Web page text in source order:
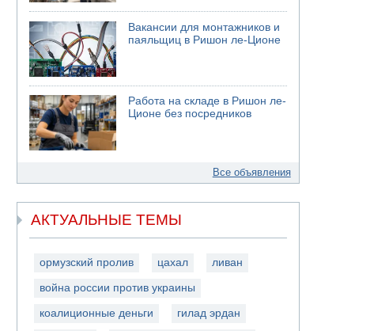
Вакансии для монтажников и
паяльщиц в Ришон ле-Ционе
Работа на складе в Ришон ле-
Ционе без посредников
Все объявления
АКТУАЛЬНЫЕ ТЕМЫ
ормузский пролив цахал ливан
война россии против украины
коалиционные деньги гилад эрдан